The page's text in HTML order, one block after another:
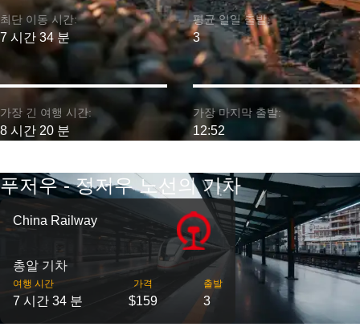
최단 이동 시간:
7 시간 34 분
가장 긴 여행 시간:
8 시간 20 분
평균 일일 출발:
3
가장 마지막 출발:
12:52
푸저우 - 정저우 노선의 기차
China Railway
총알 기차
여행 시간
7 시간 34 분
가격
$159
출발
3